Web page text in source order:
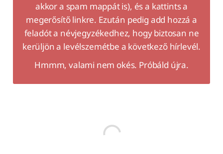
akkor a spam mappát is), és a kattints a
megerősítő linkre. Ezután pedig add hozzá a
feladót a névjegyzékedhez, hogy biztosan ne
kerüljön a levélszemétbe a következő hírlevél.
Hmmm, valami nem okés. Próbáld újra.